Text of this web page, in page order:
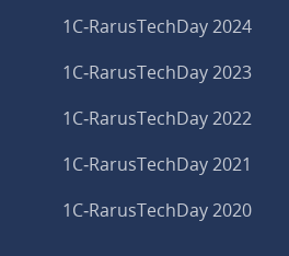
1C‑RarusTechDay 2024
1C‑RarusTechDay 2023
1C‑RarusTechDay 2022
1C‑RarusTechDay 2021
1C‑RarusTechDay 2020